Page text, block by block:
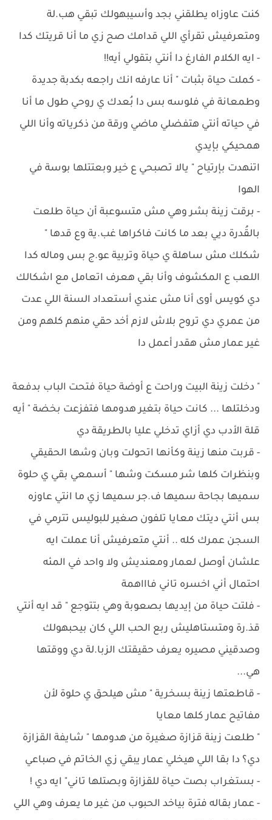
كنت عاوزاه يطلقني بجد وأسيبهولك تبقي هب.لة
ومتعرفيش تقرأي اللي قدامك صح زي ما أنا قريتك كدا
- ‏ايه الكلام الفارغ دا أنتي بتقولي أيه!!
- كملت حياة بثبات " أنا عارفه انك راجعه بكدبة جديدة
وطمعانة في فلوسه بس دا بُعدك ي روحي طول ما أنا
في حياته أنتي هتفضلي ماضي ورقة من ذكرياته وأنا اللي
همحيكي بإيدي
اتنهدت بإرتياح " يالا تصبحي ع خير وبعتتلها بوسة في
الهوا
- برقت زينة بشر وهي مش متسوعبة أن حياة طلعت
بالقُدرة ديي بعد ما كانت فاكراها غب.ية وع قدها "
شكلك مش ساهلة ي حياة وتربية عو.ج بس وماله كدا
اللعب ع المكشوف وأنا بقي هعرف اتعامل مع اشكالك
دي كويس أوى أنا مش عندي أستعداد السنة اللي عدت
من عمري دي تروح بلاش لازم أخد حقي منهم كلهم ومن
غير عمار مش هقدر أعمل دا
" دخلت زينة البيت وراحت ع أوضة حياة فتحت الباب بدفعة
ودخلتلها ... كانت حياة بتغير هدومها فتفزعت بخضة " أيه
قلة الأدب دي أزاي تدخلي عليا بالطريقة دي
- قربت منها زينة وكأنها اتحولت وبان وشها الحقيقي
وبنظرات كلها شر مسكت وشها " أسمعي بقي ي حلوة
سميها بجاحة سميها ف.جر سميها زي ما انتي عاوزه
بس أنتي ديتك معايا تلفون صغير للبوليس تترمي في
السجن عمرك كله .. أنتي متعرفيش أنا عملت ايه
علشان أوصل لعمار ومعنديش ولا واحد في المئه
احتمال أني اخسره تاني فاااهمة
- ‏فلتت حياة من إيديها بصعوبة وهي بتتوجع " قد ايه أنتي
قذ.رة ومتستاهليش ربع الحب اللي كان بيحبهولك
وصدقيني مصيره يعرف حقيقتك الزبا.لة دي ووقتها
هي...
- قاطعتها زينة بسخرية " ‏مش هيلحق ي حلوة لأن
مفاتيح عمار كلها معايا
" طلعت زينة قزازة صغيرة من هدومها " شايفة القزازة
دي؟ دا بقا اللي هيخلي عمار يبقي زي الخاتم في صباعي
- بستغراب بصت حياة للقزازة وبصتلها تاني" ايه دي !
- ‏عمار بقاله فترة بياخد الحبوب من غير ما يعرف وهي اللي